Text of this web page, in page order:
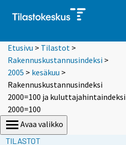
Etusivu > Tilastot >
Rakennuskustannusindeksi >
2005 > kesäkuu >
Rakennuskustannusindeksi
2000=100 ja kuluttajahintaindeksi
2000=100
Avaa valikko
TILASTOT